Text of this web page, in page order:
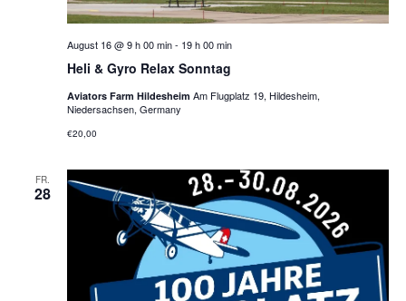
Heli & Gyro Relax Sonntag
August 16 @ 9 h 00 min- 19 h 00 min
Aviators Farm Hildesheim Am Flugplatz 19, Hildesheim,
Niedersachsen, Germany
€20,00
FR.
28